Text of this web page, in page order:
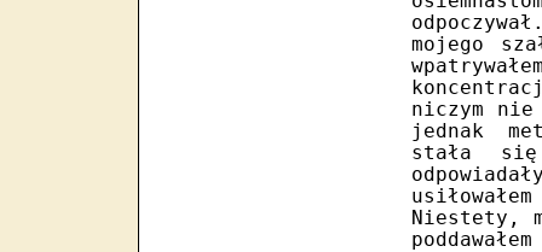
mojego
niczym nie
jednak
stała się
Niestety,